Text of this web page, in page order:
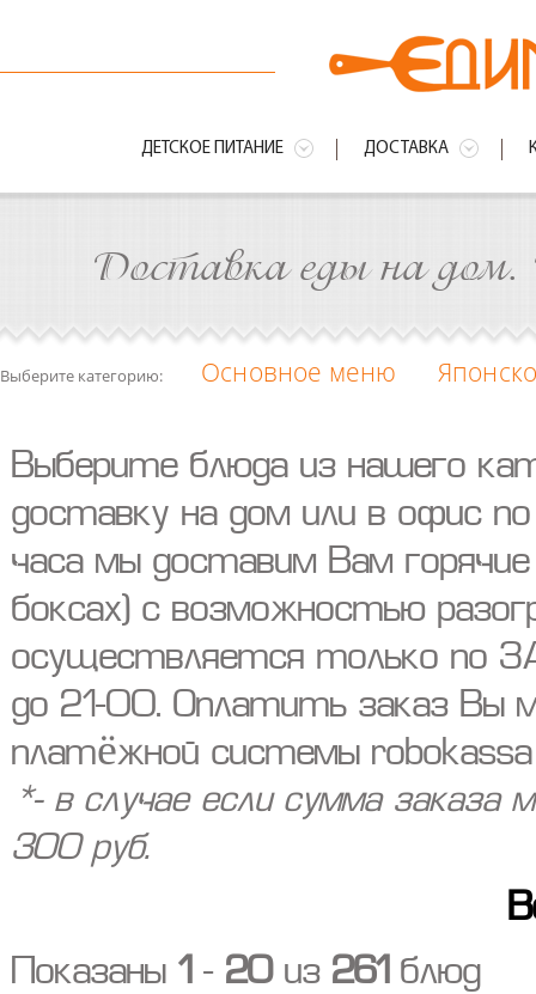
ДЕТСКОЕ ПИТАНИЕ ДОСТАВКА
Доставка еды на дом.
Выберите категорию: Основное меню
Выберите блюда из нашего
доставку на дом или в офис
часа мы доставим Вам
боксах) с возможностью
осуществляется только по
до 21-00. Оплатить заказ Вы
платёжной системы robokassa
*- в случае если сумма
300 руб.
Показаны 1- 20из 261блюд